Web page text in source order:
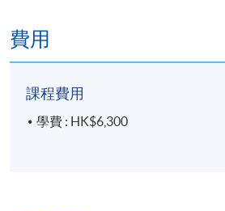
費用
課程費用
學費 : HK$6,300